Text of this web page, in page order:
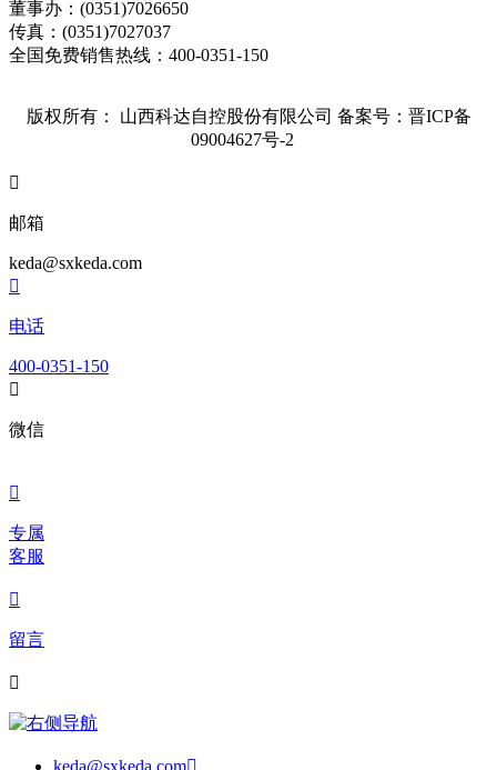
董事办：(0351)7026650
传真：(0351)7027037
全国免费销售热线：400-0351-150
版权所有： 山西科达自控股份有限公司 备案号：晋ICP备
09004627号-2

邮箱
keda@sxkeda.com

电话
400-0351-150

微信

专属
客服

留言

keda@sxkeda.com